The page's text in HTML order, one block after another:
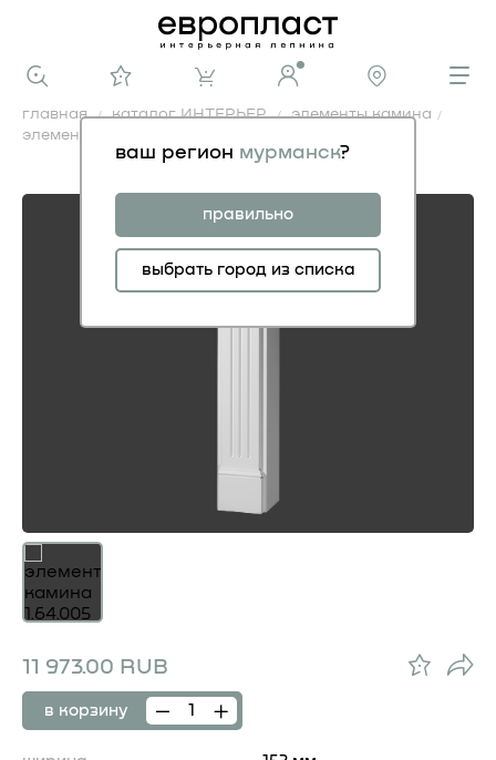
ваш регион мурманск?
правильно
выбрать город из списка
главная каталог ИНТЕРЬЕР
элементы камина
элемент камина 1.64.005
элемент камина 1.64.005
11 973.00 RUB
в корзину